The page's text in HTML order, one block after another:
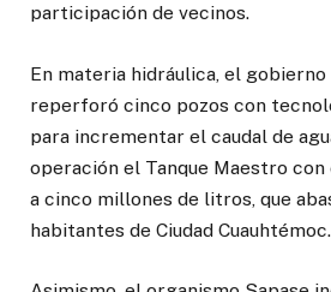
participación de vecinos.
En materia hidráulica, el
reperforó cinco pozos con
para incrementar el caudal de
operación el Tanque Maestro
a cinco millones de litros, que
habitantes de Ciudad Cuauhtémoc.